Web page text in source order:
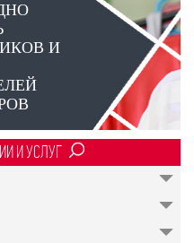
И
изделия в
И УСЛУГ